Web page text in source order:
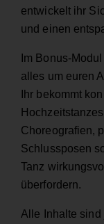
entwickelt ihr
und einen
Im Bonus-
alles um euren
Ihr bekommt
Choreografien,
Schlussposen
Tanz
überfordern.
Alle Inhalte